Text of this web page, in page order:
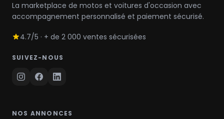
La marketplace de motos et voitures d'occasion avec
accompagnement personnalisé et paiement sécurisé.
4.7/5 · + de 2 000 ventes sécurisées
SUIVEZ-NOUS
NOS ANNONCES